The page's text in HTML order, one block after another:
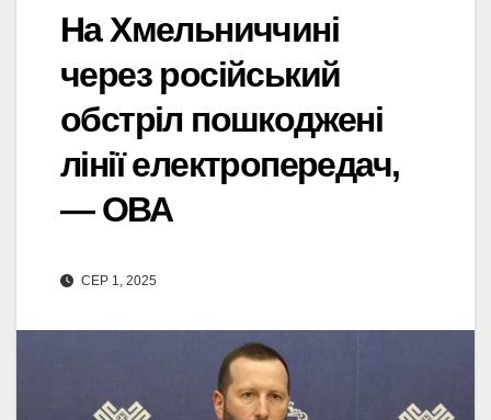
На Хмельниччині
через російський
обстріл пошкоджені
лінії електропередач,
— ОВА
СЕР 1, 2025